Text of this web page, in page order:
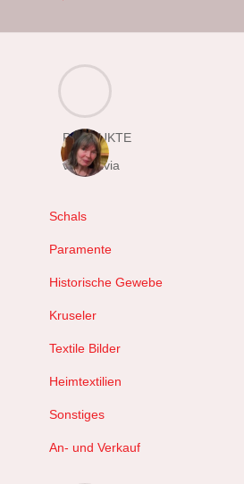
PRODUKTE
von Sylvia
Schals
Paramente
Historische Gewebe
Kruseler
Textile Bilder
Heimtextilien
Sonstiges
An- und Verkauf